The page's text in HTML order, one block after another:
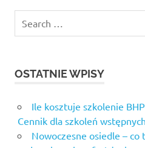
for:
OSTATNIE WPISY
Ile kosztuje szkolenie
Cennik dla szkoleń
Nowoczesne osiedle – co